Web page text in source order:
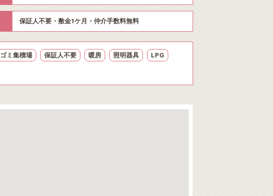
保証人不要・敷金1ケ月・仲介手数料無料
ゴミ集積場 保証人不要 暖房 照明器具 LPG